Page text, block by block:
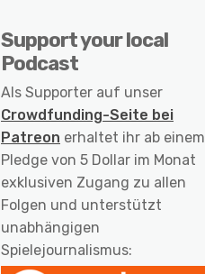
Support your local
Podcast
Als Supporter auf unser
Crowdfunding-Seite bei
Patreon erhaltet ihr ab einem
Pledge von 5 Dollar im Monat
exklusiven Zugang zu allen
Folgen und unterstützt
unabhängigen
Spielejournalismus: